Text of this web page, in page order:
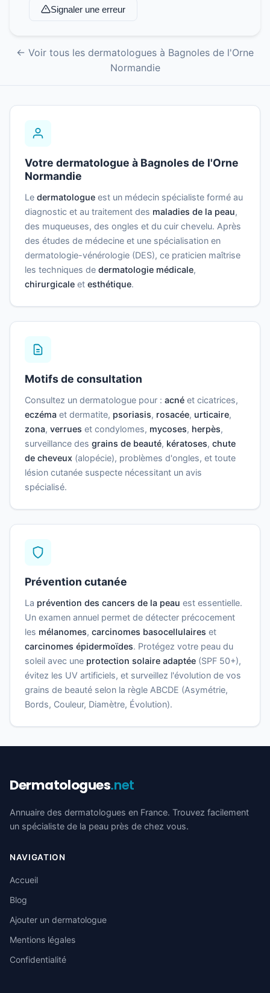
Signaler une erreur
← Voir tous les dermatologues à Bagnoles de l'Orne
Normandie
Votre dermatologue à Bagnoles de l'Orne
Normandie
Le dermatologue est un médecin spécialiste formé au
diagnostic et au traitement des maladies de la peau,
des muqueuses, des ongles et du cuir chevelu. Après
des études de médecine et une spécialisation en
dermatologie-vénérologie (DES), ce praticien maîtrise
les techniques de dermatologie médicale,
chirurgicale et esthétique.
Motifs de consultation
Consultez un dermatologue pour : acné et cicatrices,
eczéma et dermatite, psoriasis, rosacée, urticaire,
zona, verrues et condylomes, mycoses, herpès,
surveillance des grains de beauté, kératoses, chute
de cheveux (alopécie), problèmes d'ongles, et toute
lésion cutanée suspecte nécessitant un avis
spécialisé.
Prévention cutanée
La prévention des cancers de la peau est essentielle.
Un examen annuel permet de détecter précocement
les mélanomes, carcinomes basocellulaires et
carcinomes épidermoïdes. Protégez votre peau du
soleil avec une protection solaire adaptée (SPF 50+),
évitez les UV artificiels, et surveillez l'évolution de vos
grains de beauté selon la règle ABCDE (Asymétrie,
Bords, Couleur, Diamètre, Évolution).
Dermatologues.net
Annuaire des dermatologues en France. Trouvez facilement
un spécialiste de la peau près de chez vous.
NAVIGATION
Accueil
Blog
Ajouter un dermatologue
Mentions légales
Confidentialité